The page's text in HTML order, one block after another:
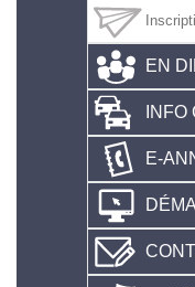
EN
E-